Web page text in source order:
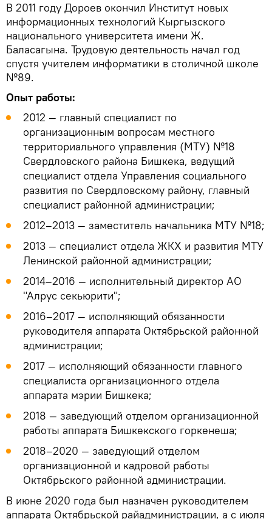
В 2011 году Дороев окончил Институт новых
информационных технологий Кыргызского
национального университета имени Ж.
Баласагына. Трудовую деятельность начал год
спустя учителем информатики в столичной школе
№89.
Опыт работы:
2012 — главный специалист по
организационным вопросам местного
территориального управления (МТУ) №18
Свердловского района Бишкека, ведущий
специалист отдела Управления социального
развития по Свердловскому району, главный
специалист районной администрации;
2012–2013 — заместитель начальника МТУ №18;
2013 — специалист отдела ЖКХ и развития МТУ
Ленинской районной администрации;
2014–2016 — исполнительный директор АО
"Алрус секьюрити";
2016–2017 — исполняющий обязанности
руководителя аппарата Октябрьской районной
администрации;
2017 — исполняющий обязанности главного
специалиста организационного отдела
аппарата мэрии Бишкека;
2018 — заведующий отделом организационной
работы аппарата Бишкекского горкенеша;
2018–2020 — заведующий отделом
организационной и кадровой работы
Октябрьского районной администрации.
В июне 2020 года был назначен руководителем
аппарата Октябрьской райадминистрации, а с июля